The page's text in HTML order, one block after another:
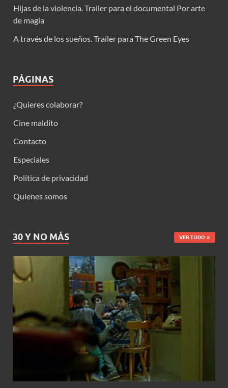
Hijas de la violencia. Trailer para el documental Por arte
de magia
A través de los sueños. Trailer para The Green Eyes
PÁGINAS
¿Quieres colaborar?
Cine maldito
Contacto
Especiales
Política de privacidad
Quienes somos
30 Y NO MÁS VER TODO